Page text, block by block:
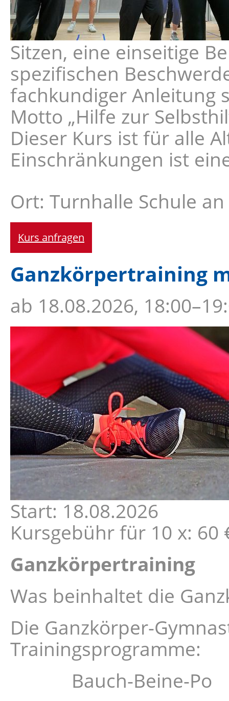
Sitzen, eine einseitige
spezifischen
fachkundiger Anleitung
Motto „Hilfe zur
Dieser Kurs ist für alle
Einschränkungen ist
Ort: Turnhalle Schule
Kurs anfragen
Ganzkörpertraining
ab 18.08.2026,
Start: 18.08.2026
Kursgebühr für 10 x: 60
Ganzkörpertraining
Was beinhaltet die
Die Ganzkörper-
Trainingsprogramme:
Bauch-Beine-Po